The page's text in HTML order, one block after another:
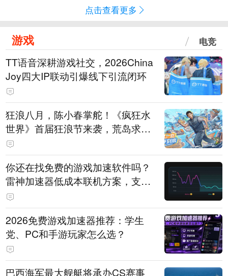
点击查看更多
游戏 电竞
TT语音深耕游戏社交，2026China
Joy四大IP联动引爆线下引流闭环
狂浪八月，陈小春掌舵！《疯狂水
世界》首届狂浪节来袭，荒岛求生
直播即将开启
你还在找免费的游戏加速软件吗？
雷神加速器低成本联机方案，支持
免费试用
2026免费游戏加速器推荐：学生
党、PC和手游玩家怎么选？
巴西海军最大舰艇将承办CS赛事